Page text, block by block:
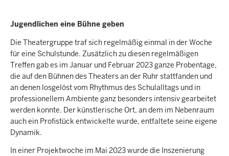
Jugendlichen eine Bühne geben
Die Theatergruppe traf sich regelmäßig einmal in der Woche
für eine Schulstunde. Zusätzlich zu diesen regelmäßigen
Treffen gab es im Januar und Februar 2023 ganze Probentage,
die auf den Bühnen des Theaters an der Ruhr stattfanden und
an denen losgelöst vom Rhythmus des Schulalltags und in
professionellem Ambiente ganz besonders intensiv gearbeitet
werden konnte. Der künstlerische Ort, an dem im Nebenraum
auch ein Profistück entwickelte wurde, entfaltete seine eigene
Dynamik.
In einer Projektwoche im Mai 2023 wurde die Inszenierung